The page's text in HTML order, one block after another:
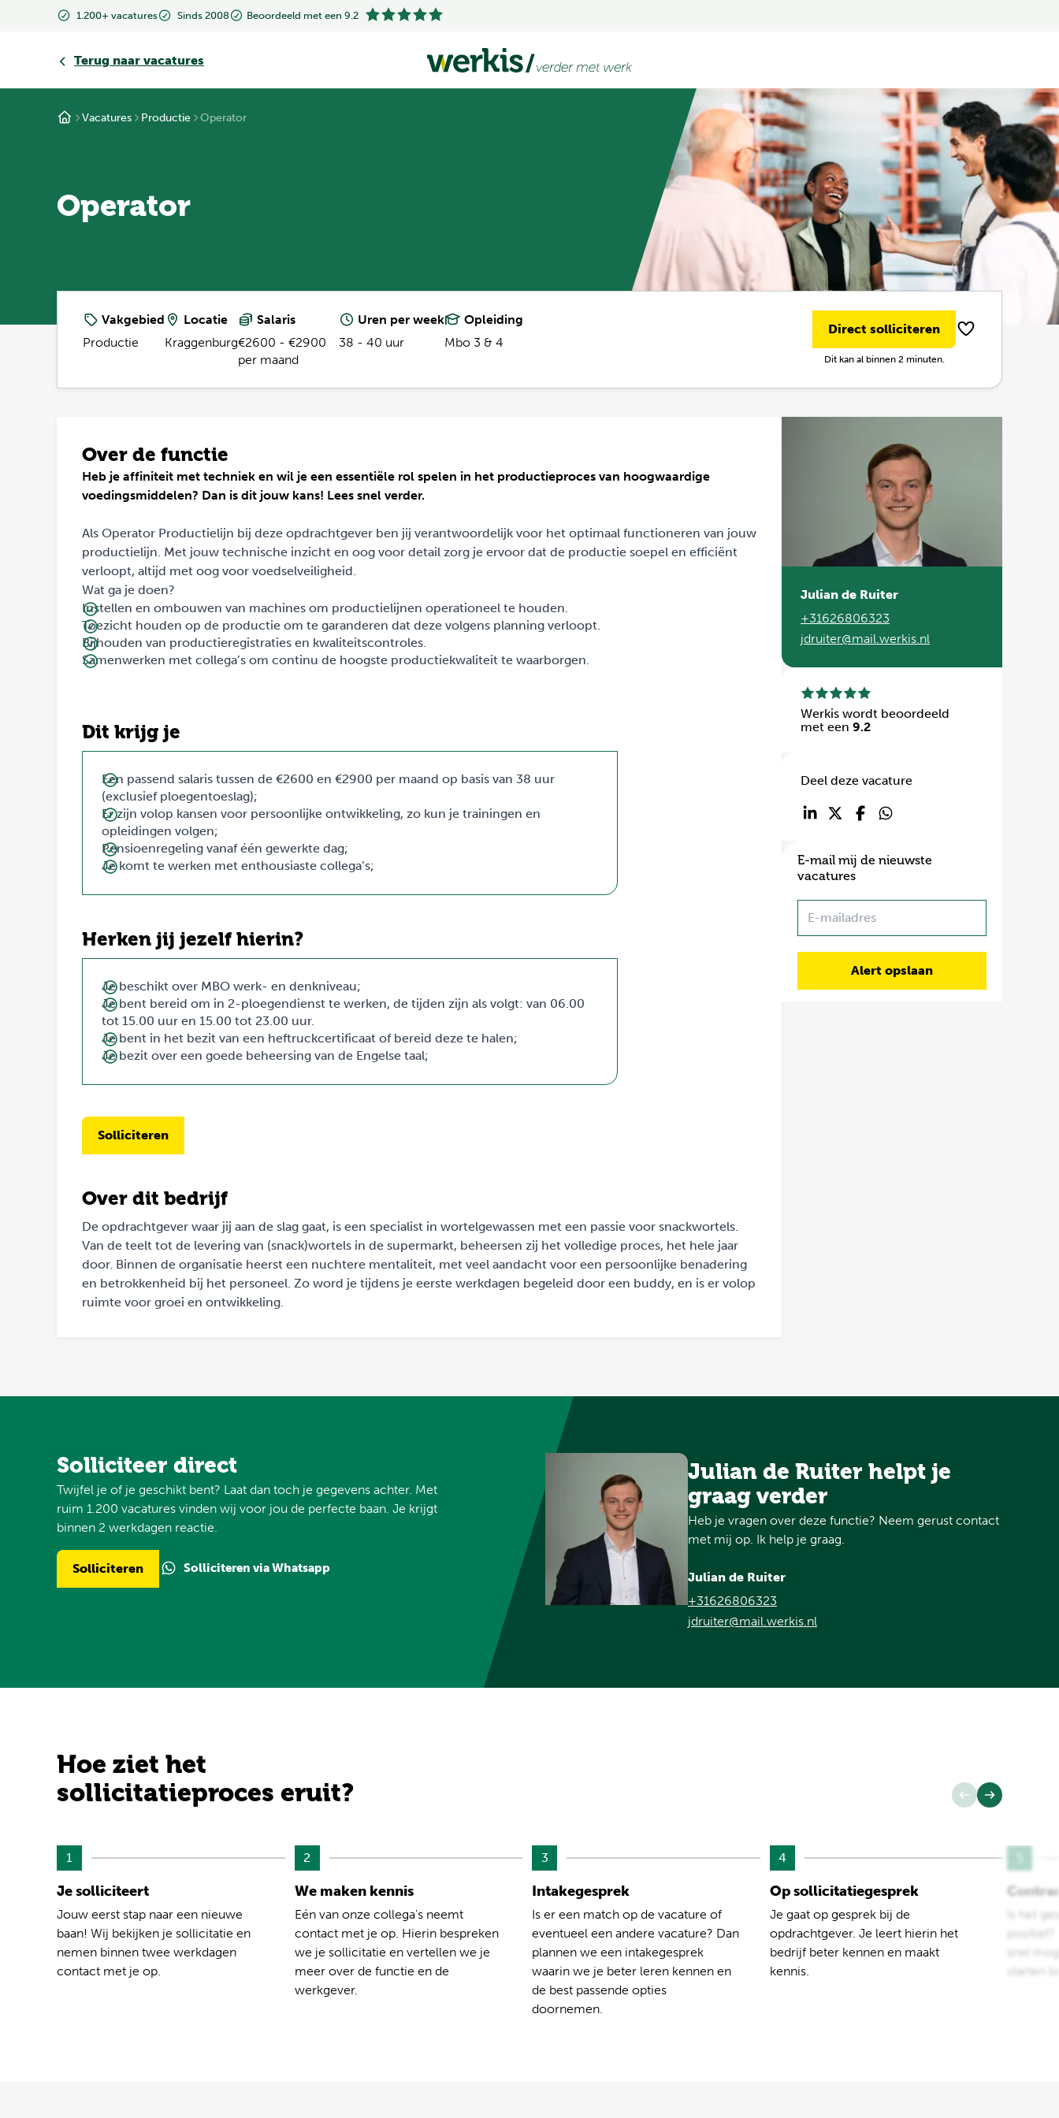
1.200+ vacatures Sinds 2008 Beoordeeld met een 9.2
Terug naar vacatures
Vacatures Productie Operator
Operator
Vakgebied
Productie
Locatie
Kraggenburg
Salaris
€2600 - €2900
per maand
Uren per week
38 - 40 uur
Opleiding
Mbo 3 & 4
Direct solliciteren
Dit kan al binnen 2 minuten.
Over de functie
Heb je affiniteit met techniek en wil je een essentiële rol spelen in het productieproces van hoogwaardige
voedingsmiddelen? Dan is dit jouw kans! Lees snel verder.
Als Operator Productielijn bij deze opdrachtgever ben jij verantwoordelijk voor het optimaal functioneren van jouw
productielijn. Met jouw technische inzicht en oog voor detail zorg je ervoor dat de productie soepel en efficiënt
verloopt, altijd met oog voor voedselveiligheid.
Wat ga je doen?
Instellen en ombouwen van machines om productielijnen operationeel te houden.
Toezicht houden op de productie om te garanderen dat deze volgens planning verloopt.
Bijhouden van productieregistraties en kwaliteitscontroles.
Samenwerken met collega’s om continu de hoogste productiekwaliteit te waarborgen.
Dit krijg je
Een passend salaris tussen de €2600 en €2900 per maand op basis van 38 uur
(exclusief ploegentoeslag);
Er zijn volop kansen voor persoonlijke ontwikkeling, zo kun je trainingen en
opleidingen volgen;
Pensioenregeling vanaf één gewerkte dag;
Je komt te werken met enthousiaste collega’s;
Herken jij jezelf hierin?
Je beschikt over MBO werk- en denkniveau;
Je bent bereid om in 2-ploegendienst te werken, de tijden zijn als volgt: van 06.00
tot 15.00 uur en 15.00 tot 23.00 uur.
Je bent in het bezit van een heftruckcertificaat of bereid deze te halen;
Je bezit over een goede beheersing van de Engelse taal;
Solliciteren
Over dit bedrijf
De opdrachtgever waar jij aan de slag gaat, is een specialist in wortelgewassen met een passie voor snackwortels.
Van de teelt tot de levering van (snack)wortels in de supermarkt, beheersen zij het volledige proces, het hele jaar
door. Binnen de organisatie heerst een nuchtere mentaliteit, met veel aandacht voor een persoonlijke benadering
en betrokkenheid bij het personeel. Zo word je tijdens je eerste werkdagen begeleid door een buddy, en is er volop
ruimte voor groei en ontwikkeling.
Julian de Ruiter
+31626806323
jdruiter@mail.werkis.nl
Werkis wordt beoordeeld
met een 9.2
Deel deze vacature
E-mail mij de nieuwste
vacatures
Solliciteer direct
Twijfel je of je geschikt bent? Laat dan toch je gegevens achter. Met
ruim 1.200 vacatures vinden wij voor jou de perfecte baan. Je krijgt
binnen 2 werkdagen reactie.
Solliciteren Solliciteren via Whatsapp
Julian de Ruiter helpt je
graag verder
Heb je vragen over deze functie? Neem gerust contact
met mij op. Ik help je graag.
Julian de Ruiter
+31626806323
jdruiter@mail.werkis.nl
Hoe ziet het
sollicitatieproces eruit?
1
Je solliciteert
Jouw eerst stap naar een nieuwe
baan! Wij bekijken je sollicitatie en
nemen binnen twee werkdagen
contact met je op.
2
We maken kennis
Eén van onze collega's neemt
contact met je op. Hierin bespreken
we je sollicitatie en vertellen we je
meer over de functie en de
werkgever.
3
Intakegesprek
Is er een match op de vacature of
eventueel een andere vacature? Dan
plannen we een intakegesprek
waarin we je beter leren kennen en
de best passende opties
doornemen.
4
Op sollicitatiegesprek
Je gaat op gesprek bij de
opdrachtgever. Je leert hierin het
bedrijf beter kennen en maakt
kennis.
Is het
snel
starten